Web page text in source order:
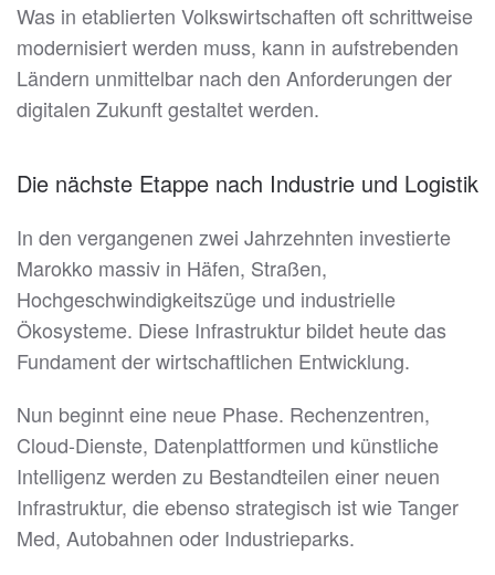
Was in etablierten Volkswirtschaften oft schrittweise
modernisiert werden muss, kann in aufstrebenden
Ländern unmittelbar nach den Anforderungen der
digitalen Zukunft gestaltet werden.
Die nächste Etappe nach Industrie und Logistik
In den vergangenen zwei Jahrzehnten investierte
Marokko massiv in Häfen, Straßen,
Hochgeschwindigkeitszüge und industrielle
Ökosysteme. Diese Infrastruktur bildet heute das
Fundament der wirtschaftlichen Entwicklung.
Nun beginnt eine neue Phase. Rechenzentren,
Cloud-Dienste, Datenplattformen und künstliche
Intelligenz werden zu Bestandteilen einer neuen
Infrastruktur, die ebenso strategisch ist wie Tanger
Med, Autobahnen oder Industrieparks.